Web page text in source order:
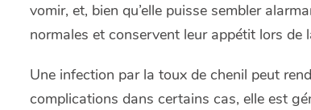
vomir, et, bien qu’elle puisse sembler
normales et conservent leur appétit lors de
Une infection par la toux de chenil peut
complications dans certains cas, elle est